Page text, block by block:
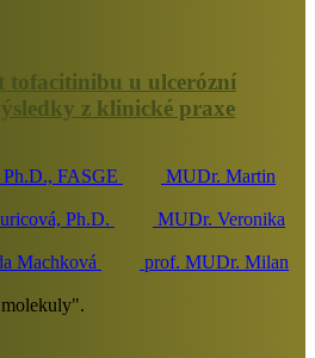
tofacitinibu u ulcerózní
z klinické praxe
FASGE MUDr. Martin
Ph.D. MUDr. Veronika
Machková
prof. MUDr. Milan